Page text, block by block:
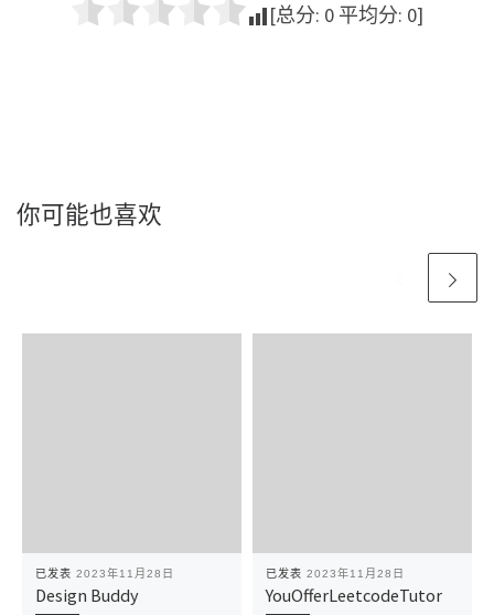
[总分: 0 平均分: 0]
你可能也喜欢
已发表 2023年11月28日
Design Buddy
已发表 2023年11月28日
YouOfferLeetcodeTutor